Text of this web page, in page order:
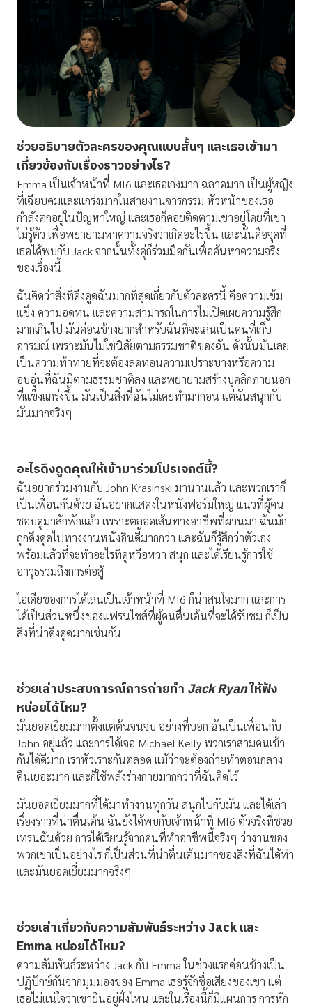
ช่วยอธิบายตัวละครของคุณแบบสั้นๆ และเธอเข้ามา
เกี่ยวข้องกับเรื่องราวอย่างไร?
Emma เป็นเจ้าหน้าที่ MI6 และเธอเก่งมาก ฉลาดมาก เป็นผู้หญิง
ที่เฉียบคมและแกร่งมากในสายงานจารกรรม หัวหน้าของเธอ
กำลังตกอยู่ในปัญหาใหญ่ และเธอก็คอยติดตามเขาอยู่โดยที่เขา
ไม่รู้ตัว เพื่อพยายามหาความจริงว่าเกิดอะไรขึ้น และนั่นคือจุดที่
เธอได้พบกับ Jack จากนั้นทั้งคู่ก็ร่วมมือกันเพื่อค้นหาความจริง
ของเรื่องนี้
ฉันคิดว่าสิ่งที่ดึงดูดฉันมากที่สุดเกี่ยวกับตัวละครนี้ คือความเข้ม
แข็ง ความอดทน และความสามารถในการไม่เปิดเผยความรู้สึก
มากเกินไป มันค่อนข้างยากสำหรับฉันที่จะเล่นเป็นคนที่เก็บ
อารมณ์ เพราะมันไม่ใช่นิสัยตามธรรมชาติของฉัน ดังนั้นมันเลย
เป็นความท้าทายที่จะต้องลดทอนความเปราะบางหรือความ
อบอุ่นที่ฉันมีตามธรรมชาติลง และพยายามสร้างบุคลิกภายนอก
ที่แข็งแกร่งขึ้น มันเป็นสิ่งที่ฉันไม่เคยทำมาก่อน แต่ฉันสนุกกับ
มันมากจริงๆ
อะไรดึงดูดคุณให้เข้ามาร่วมโปรเจกต์นี้?
ฉันอยากร่วมงานกับ John Krasinski มานานแล้ว และพวกเราก็
เป็นเพื่อนกันด้วย ฉันอยากแสดงในหนังฟอร์มใหญ่ แนวที่ผู้คน
ชอบดูมาสักพักแล้ว เพราะตลอดเส้นทางอาชีพที่ผ่านมา ฉันมัก
ถูกดึงดูดไปทางงานหนังอินดี้มากกว่า และฉันก็รู้สึกว่าตัวเอง
พร้อมแล้วที่จะทำอะไรที่ดูหวือหวา สนุก และได้เรียนรู้การใช้
อาวุธรวมถึงการต่อสู้
ไอเดียของการได้เล่นเป็นเจ้าหน้าที่ MI6 ก็น่าสนใจมาก และการ
ได้เป็นส่วนหนึ่งของแฟรนไชส์ที่ผู้คนตื่นเต้นที่จะได้รับชม ก็เป็น
สิ่งที่น่าดึงดูดมากเช่นกัน
ช่วยเล่าประสบการณ์การถ่ายทำ Jack Ryanให้ฟัง
หน่อยได้ไหม?
มันยอดเยี่ยมมากตั้งแต่ต้นจนจบ อย่างที่บอก ฉันเป็นเพื่อนกับ
John อยู่แล้ว และการได้เจอ Michael Kelly พวกเราสามคนเข้า
กันได้ดีมาก เราหัวเราะกันตลอด แม้ว่าจะต้องถ่ายทำตอนกลาง
คืนเยอะมาก และก็ใช้พลังร่างกายมากกว่าที่ฉันคิดไว้
มันยอดเยี่ยมมากที่ได้มาทำงานทุกวัน สนุกไปกับมัน และได้เล่า
เรื่องราวที่น่าตื่นเต้น ฉันยังได้พบกับเจ้าหน้าที่ MI6 ตัวจริงที่ช่วย
เทรนฉันด้วย การได้เรียนรู้จากคนที่ทำอาชีพนี้จริงๆ ว่างานของ
พวกเขาเป็นอย่างไร ก็เป็นส่วนที่น่าตื่นเต้นมากของสิ่งที่ฉันได้ทำ
และมันยอดเยี่ยมมากจริงๆ
ช่วยเล่าเกี่ยวกับความสัมพันธ์ระหว่างJackและ
Emma หน่อยได้ไหม?
ความสัมพันธ์ระหว่าง Jack กับ Emma ในช่วงแรกค่อนข้างเป็น
ปฏิปักษ์กันจากมุมมองของ Emma เธอรู้จักชื่อเสียงของเขา แต่
เธอไม่แน่ใจว่าเขายืนอยู่ฝั่งไหน และในเรื่องนี้ก็มีแผนการ การหัก